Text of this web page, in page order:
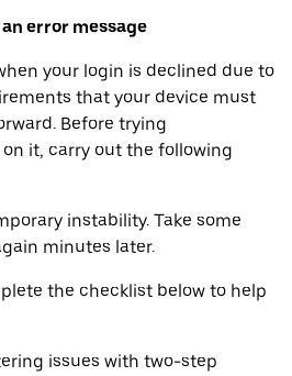
error message
your login is declined due to
that your device ‌must
Before trying
it, carry out the following
instability. Take some
minutes later.
the checklist below to help
issues with two-step